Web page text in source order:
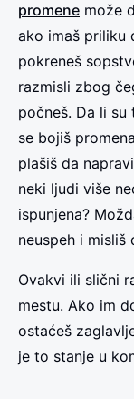
promene može
ako imaš priliku
pokreneš
razmisli zbog
počneš. Da li
se bojiš
plašiš da
neki ljudi više
ispunjena?
neuspeh i
Ovakvi ili slični
mestu. Ako im
ostaćeš
je to stanje u